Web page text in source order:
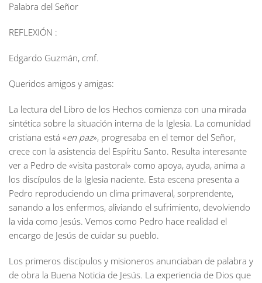
Palabra del Señor
REFLEXIÓN :
Edgardo Guzmán, cmf.
Queridos amigos y amigas:
La lectura del Libro de los Hechos comienza con una mirada
sintética sobre la situación interna de la Iglesia. La comunidad
cristiana está «en paz», progresaba en el temor del Señor,
crece con la asistencia del Espíritu Santo. Resulta interesante
ver a Pedro de «visita pastoral» como apoya, ayuda, anima a
los discípulos de la Iglesia naciente. Esta escena presenta a
Pedro reproduciendo un clima primaveral, sorprendente,
sanando a los enfermos, aliviando el sufrimiento, devolviendo
la vida como Jesús. Vemos como Pedro hace realidad el
encargo de Jesús de cuidar su pueblo.
Los primeros discípulos y misioneros anunciaban de palabra y
de obra la Buena Noticia de Jesús. La experiencia de Dios que